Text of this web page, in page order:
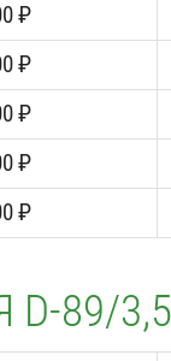
₽
₽
₽
₽
₽
89/